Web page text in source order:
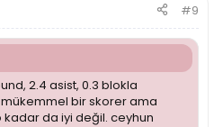
#9
2.4 asist, 0.3 blokla
bir skorer ama
da iyi değil. ceyhun